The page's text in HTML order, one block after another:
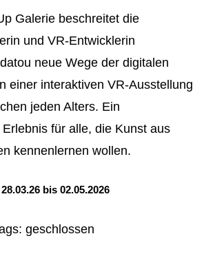
Galerie beschreitet die
und VR-Entwicklerin
neue Wege der digitalen
einer interaktiven VR-Ausstellung
jeden Alters. Ein
für alle, die Kunst aus
kennenlernen wollen.
bis 02.05.2026
geschlossen